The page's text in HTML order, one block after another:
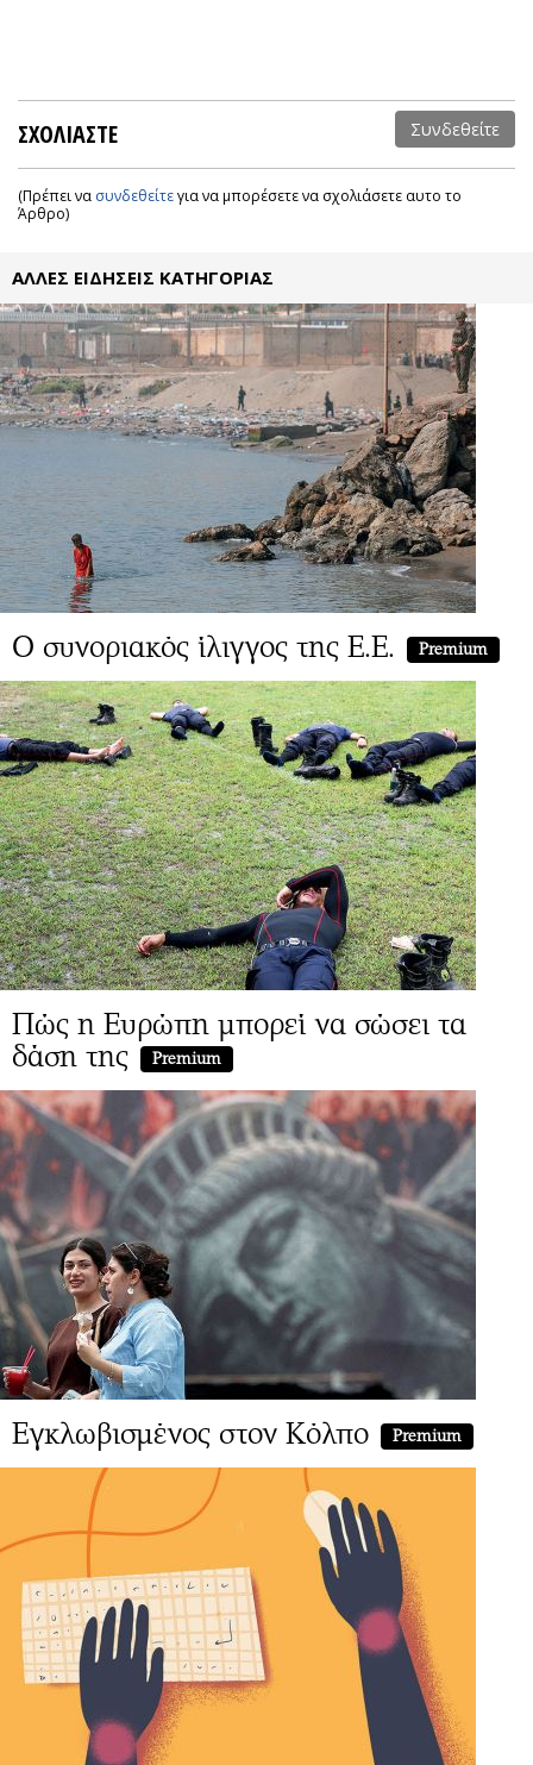
ΣΧΟΛΙΑΣΤΕ Συνδεθείτε
(Πρέπει να συνδεθείτεγια να μπορέσετε να σχολιάσετε αυτο το
Άρθρο)
ΑΛΛΕΣ ΕΙΔΗΣΕΙΣ ΚΑΤΗΓΟΡΙΑΣ
Ο συνοριακός ίλιγγος της Ε.Ε. Premium
Πώς η Ευρώπη μπορεί να σώσει τα
δάση της
Premium
Εγκλωβισμένος στον Κόλπο Premium